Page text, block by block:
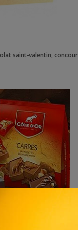
saint-valentin,